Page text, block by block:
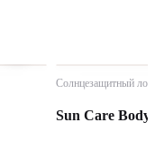
Солнцезащитный
Sun Care Body